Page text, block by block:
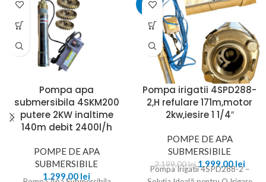
Pompa apa
submersibila 4SKM200
putere 2KW inaltime
140m debit 2400l/h
POMPE DE APA
SUBMERSIBILE
1.299,00 lei
-9%
Pompa irigatii 4SPD288-
2,H refulare 171m,motor
2kw,iesire 1 1/4″
POMPE DE APA
SUBMERSIBILE
2.199,00lei 1.999,00lei
Pompa Irigatii 4SPD288-2 –